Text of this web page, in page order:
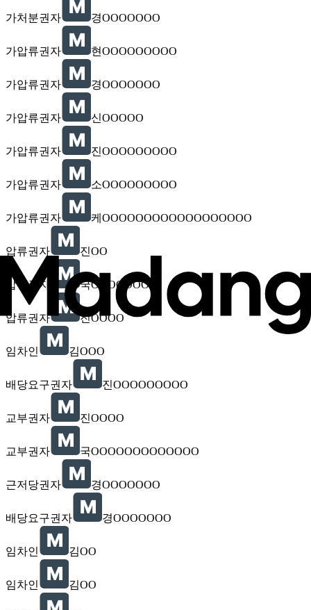
가처분권자 경OOOOOOO
가압류권자 현OOOOOOOOO
가압류권자 경OOOOOOO
가압류권자 신OOOOO
가압류권자 진OOOOOOOOO
가압류권자 소OOOOOOOOO
가압류권자 케OOOOOOOOOOOOOOOOOO
압류권자 진OO
압류권자 국OOOOOOO
압류권자 진OOOO
임차인 김OOO
배당요구권자 진OOOOOOOOO
교부권자 진OOOO
교부권자 국OOOOOOOOOOOOO
근저당권자 경OOOOOOO
배당요구권자 경OOOOOOO
임차인 김OO
임차인 김OO